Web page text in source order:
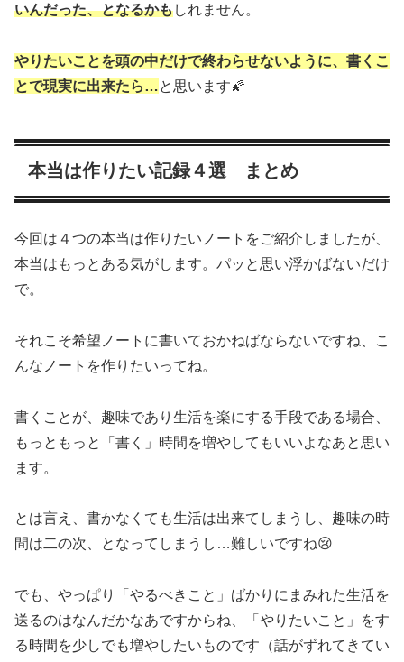
いんだった、となるかもしれません。
やりたいことを頭の中だけで終わらせないように、書くこ
とで現実に出来たら…と思います🌠
本当は作りたい記録４選 まとめ
今回は４つの本当は作りたいノートをご紹介しましたが、
本当はもっとある気がします。パッと思い浮かばないだけ
で。
それこそ希望ノートに書いておかねばならないですね、こ
んなノートを作りたいってね。
書くことが、趣味であり生活を楽にする手段である場合、
もっともっと「書く」時間を増やしてもいいよなあと思い
ます。
とは言え、書かなくても生活は出来てしまうし、趣味の時
間は二の次、となってしまうし…難しいですね😢
でも、やっぱり「やるべきこと」ばかりにまみれた生活を
送るのはなんだかなあですからね、「やりたいこと」をす
る時間を少しでも増やしたいものです（話がずれてきてい